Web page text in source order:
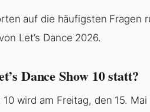
auf die häufigsten Fragen
Let’s Dance 2026.
Dance Show 10 statt?
10 wird am Freitag, den 15. Mai